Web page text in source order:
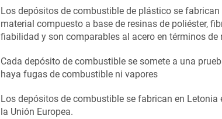
Los depósitos de combustible de plástico se
material compuesto a base de resinas de poliéster,
fiabilidad y son comparables al acero en términos
Cada depósito de combustible se somete a una
haya fugas de combustible ni vapores
Los depósitos de combustible se fabrican en
la Unión Europea.